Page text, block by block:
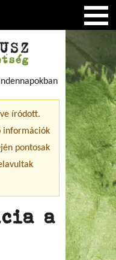
íródott.
információk
pontosak
a